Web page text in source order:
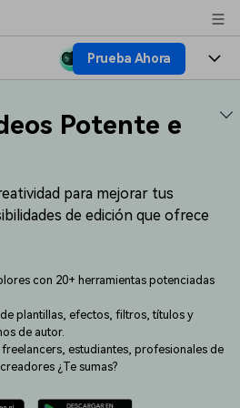
Prueba Ahora
de
Efectos especiales DIY
Descubre cómo crear un
efecto especial
Empresas
sencilla para empresas
Iniciar sesión
Potente e
para mejorar tus
de edición que ofrece
con 20+ herramientas potenciadas
plantillas, efectos, filtros, títulos y
de autor.
freelancers, estudiantes, profesionales de
¿Te sumas?